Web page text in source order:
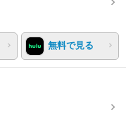
無料で見る